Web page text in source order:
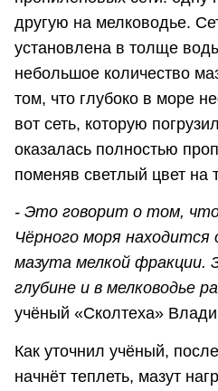
другую на мелководье.
установлена в толще
небольшое количество
том, что глубоко в море
вот сеть, которую
оказалась полностью
поменяв светлый цвет на
- Это говорит о том, что
Чёрного моря находится
мазута мелкой фракции.
глубине и в мелководье
учёный «Сколтеха»
Как уточнил учёный,
начнёт теплеть, мазут